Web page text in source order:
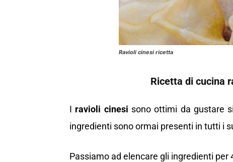
Ravioli cinesi ricetta
Ricetta di cucina
I ravioli cinesi sono ottimi da gustare
ingredienti sono ormai presenti in tutti i
Passiamo ad elencare gli ingredienti per